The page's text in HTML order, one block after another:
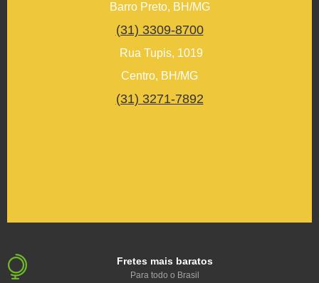
Barro Preto, BH/MG
(31) 3309-8700
Rua Tupis, 1019
Centro, BH/MG
(31) 3271-7892
Fretes mais baratos
Para todo o Brasil